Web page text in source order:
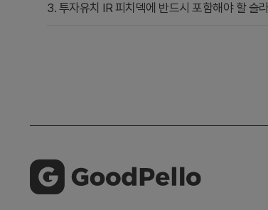
3. 투자유치 IR 피치덱에 반드시 포함해야 할 슬